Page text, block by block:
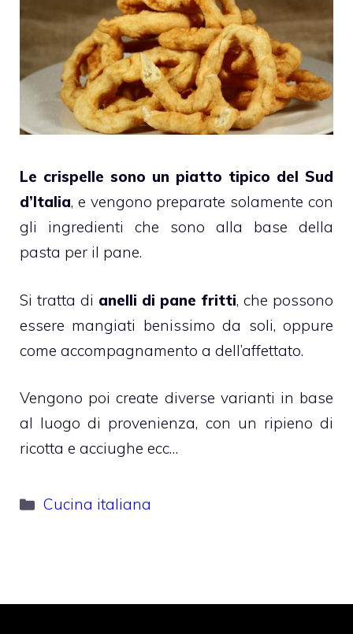
Le crispelle sono un piatto tipico del Sud
d’Italia, e vengono preparate solamente con
gli ingredienti che sono alla base della
pasta per il pane.
Si tratta di anelli di pane fritti, che possono
essere mangiati benissimo da soli, oppure
come accompagnamento a dell’affettato.
Vengono poi create diverse varianti in base
al luogo di provenienza, con un ripieno di
ricotta e acciughe ecc…
Categorie
Cucina italiana